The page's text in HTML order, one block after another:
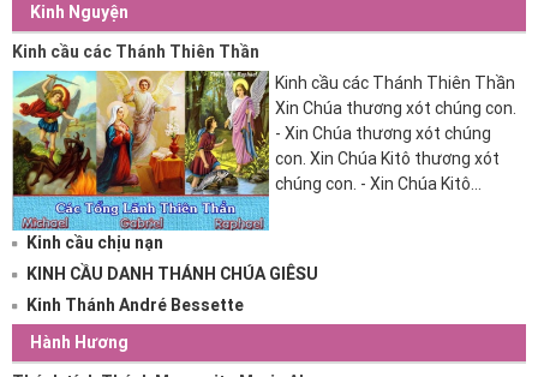
Kinh Nguyện
Kinh cầu các Thánh Thiên Thần
Kinh cầu các Thánh Thiên Thần
Xin Chúa thương xót chúng con.
- Xin Chúa thương xót chúng
con. Xin Chúa Kitô thương xót
chúng con. - Xin Chúa Kitô...
Kinh cầu chịu nạn
KINH CẦU DANH THÁNH CHÚA GIÊSU
Kinh Thánh André Bessette
Hành Hương